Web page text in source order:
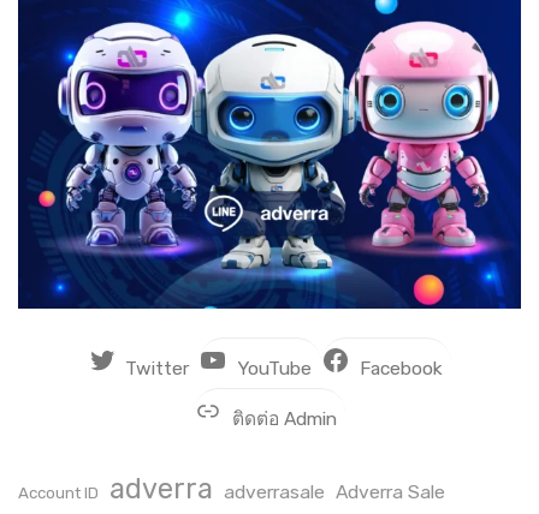
Twitter YouTube Facebook
ติดต่อ Admin
Account ID adverra adverrasale Adverra Sale